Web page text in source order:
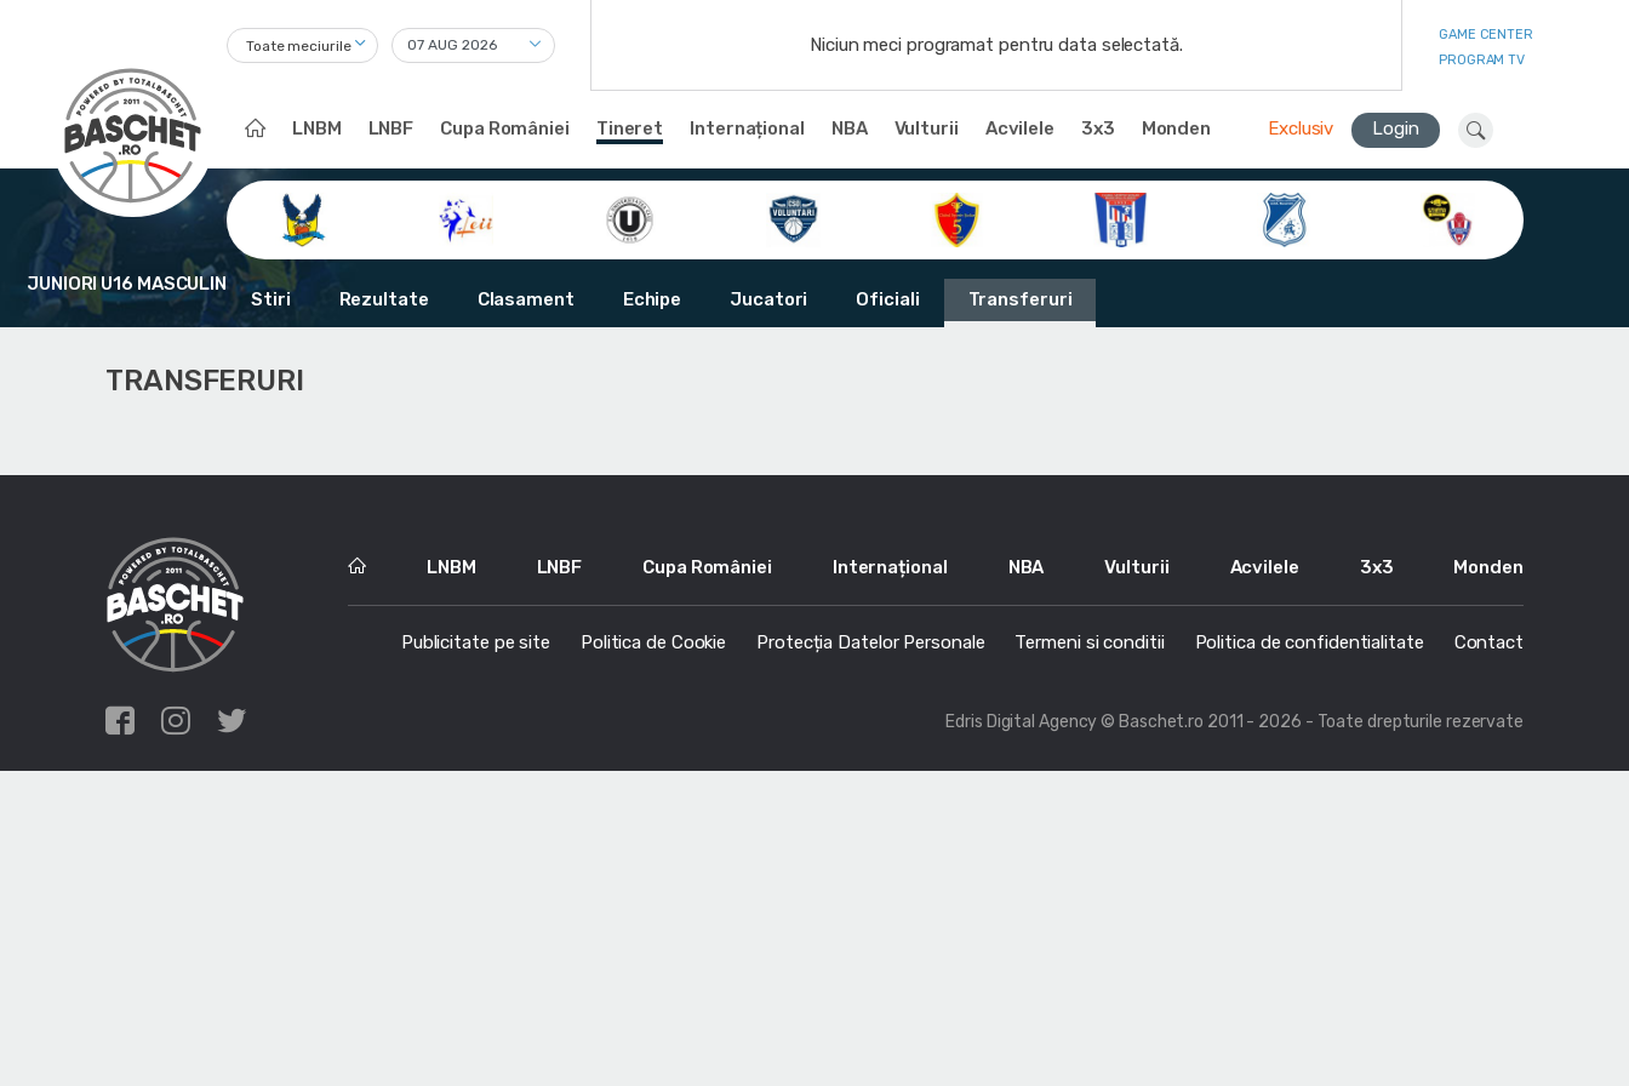
Toate meciurile Niciun meci programat pentru data selectată.
GAME CENTER
PROGRAM TV
LNBM LNBF Cupa României Tineret Internațional NBA Vulturii Acvilele 3x3 Monden Exclusiv Login
JUNIORI U16 MASCULIN
Stiri Rezultate Clasament Echipe Jucatori Oficiali Transferuri
TRANSFERURI
LNBM LNBF Cupa României Internațional NBA Vulturii Acvilele 3x3 Monden
Publicitate pe site Politica de Cookie Protecția Datelor Personale Termeni si conditii Politica de confidentialitate Contact
Edris Digital Agency© Baschet.ro 2011 - 2026 - Toate drepturile rezervate